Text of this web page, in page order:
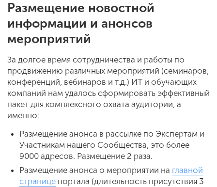
Размещение новостной
информации и анонсов
мероприятий
За долгое время сотрудничества и работы по
продвижению различных мероприятий (семинаров,
конференций, вебинаров и т.д.) ИТ и обучающих
компаний нам удалось сформировать эффективный
пакет для комплексного охвата аудитории, а
именно:
Размещение анонса в рассылке по Экспертам и
Участникам нашего Сообщества, это более
9000 адресов. Размещение 2 раза.
Размещение анонса о мероприятии на главной
странице портала (длительность присутствия 3